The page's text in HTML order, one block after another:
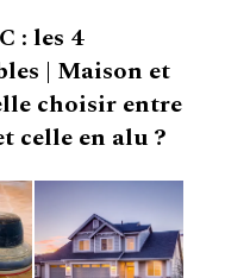
: les 4
| Maison et
choisir entre
celle en alu ?